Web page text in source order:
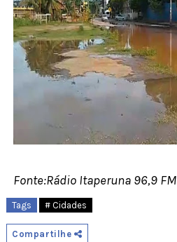
Fonte:Rádio Itaperuna 96,9 FM
Tags # Cidades
Compartilhe